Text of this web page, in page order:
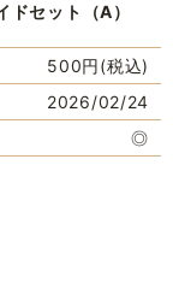
セット（A）
500円(税込)
2026/02/24
◎